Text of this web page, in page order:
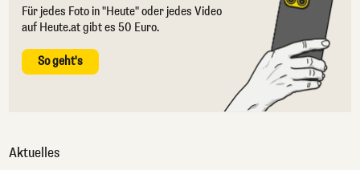
Für jedes Foto in "Heute" oder jedes Video
auf Heute.at gibt es 50 Euro.
So geht's
Aktuelles